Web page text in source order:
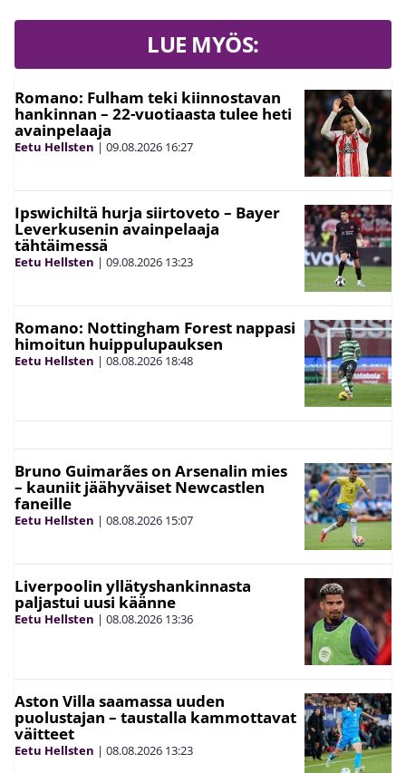
LUE MYÖS:
Romano: Fulham teki kiinnostavan
hankinnan – 22-vuotiaasta tulee heti
avainpelaaja
Eetu Hellsten | 09.08.2026 16:27
Ipswichiltä hurja siirtoveto – Bayer
Leverkusenin avainpelaaja
tähtäimessä
Eetu Hellsten | 09.08.2026 13:23
Romano: Nottingham Forest nappasi
himoitun huippulupauksen
Eetu Hellsten | 08.08.2026 18:48
Bruno Guimarães on Arsenalin mies
– kauniit jäähyväiset Newcastlen
faneille
Eetu Hellsten | 08.08.2026 15:07
Liverpoolin yllätyshankinnasta
paljastui uusi käänne
Eetu Hellsten | 08.08.2026 13:36
Aston Villa saamassa uuden
puolustajan – taustalla kammottavat
väitteet
Eetu Hellsten | 08.08.2026 13:23